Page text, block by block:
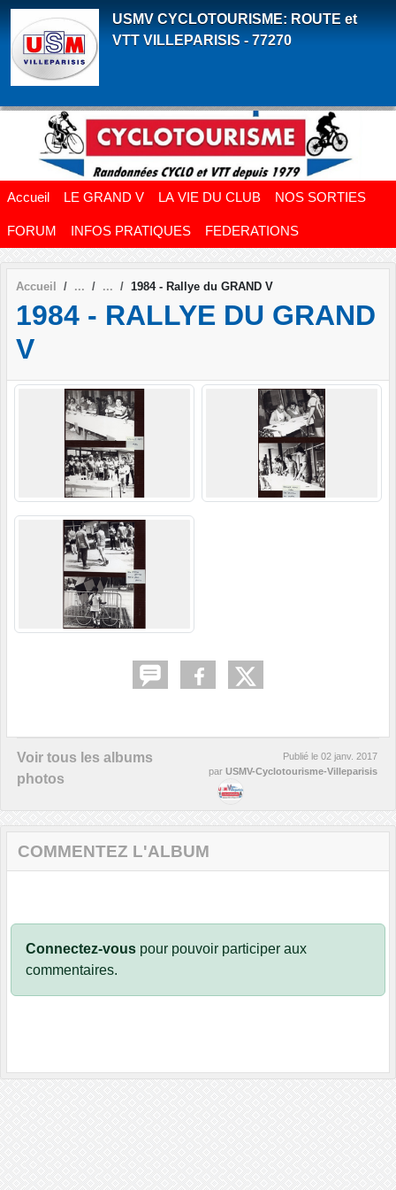
USMV CYCLOTOURISME: ROUTE et
VTT VILLEPARISIS - 77270
Accueil LE GRAND V LA VIE DU CLUB NOS SORTIES
FORUM INFOS PRATIQUES FEDERATIONS
Accueil 1984 - Rallye du GRAND V
1984 - RALLYE DU GRAND
V
Voir tous les albums
photos
Publié le 02 janv. 2017
par USMV-Cyclotourisme-Villeparisis
COMMENTEZ L'ALBUM
Connectez-vous pour pouvoir participer aux
commentaires.
Panneau de gestion des cookies